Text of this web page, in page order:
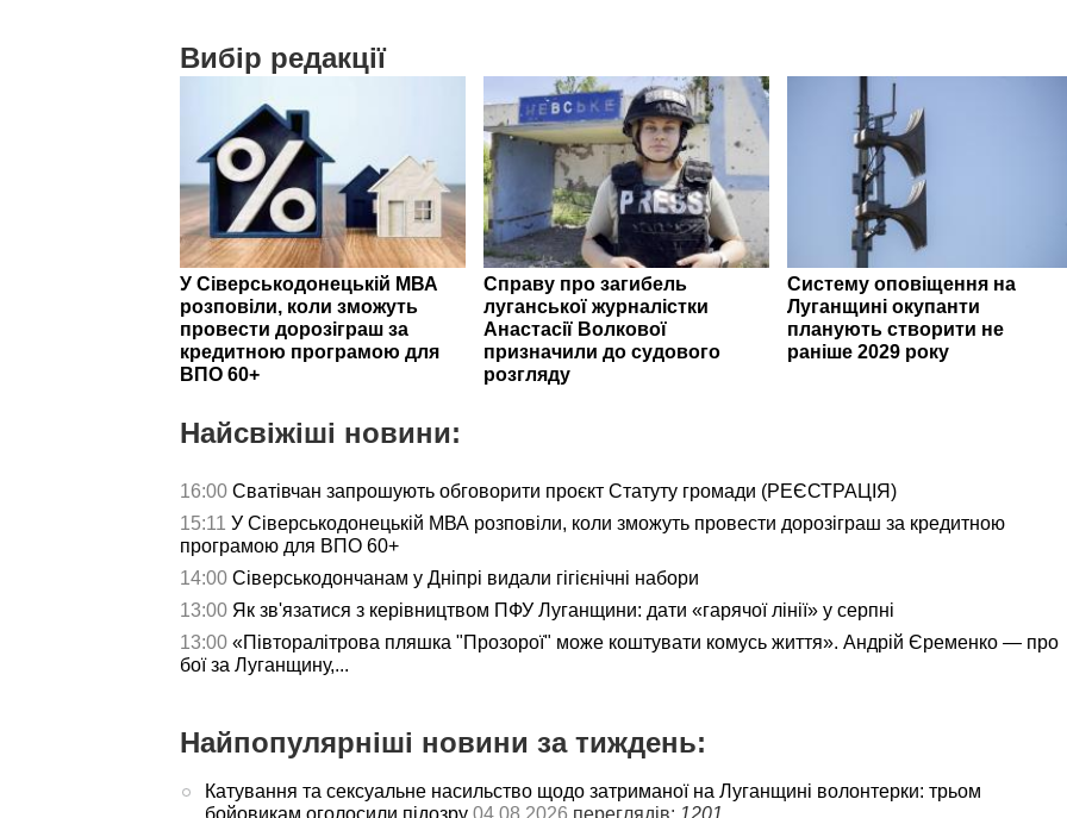
Вибір редакції
У Сіверськодонецькій МВА
розповіли, коли зможуть
провести дорозіграш за
кредитною програмою для
ВПО 60+
Справу про загибель
луганської журналістки
Анастасії Волкової
призначили до судового
розгляду
Систему оповіщення на
Луганщині окупанти
планують створити не
раніше 2029 року
Найсвіжіші новини:
16:00 Сватівчан запрошують обговорити проєкт Статуту громади (РЕЄСТРАЦІЯ)
15:11 У Сіверськодонецькій МВА розповіли, коли зможуть провести дорозіграш за кредитною
програмою для ВПО 60+
14:00 Сіверськодончанам у Дніпрі видали гігієнічні набори
13:00 Як зв'язатися з керівництвом ПФУ Луганщини: дати «гарячої лінії» у серпні
13:00 «Півторалітрова пляшка "Прозорої" може коштувати комусь життя». Андрій Єременко — про
бої за Луганщину,...
Найпопулярніші новини за тиждень:
Катування та сексуальне насильство щодо затриманої на Луганщині волонтерки: трьом
бойовикам оголосили підозру 04.08.2026 переглядів: 1201